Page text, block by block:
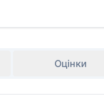
Оцінки